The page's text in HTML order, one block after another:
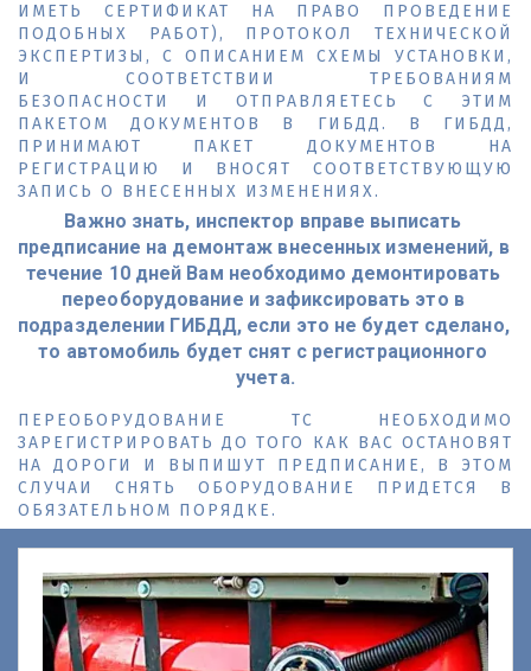
ИМЕТЬ СЕРТИФИКАТ НА ПРАВО ПРОВЕДЕНИЕ
ПОДОБНЫХ РАБОТ), ПРОТОКОЛ ТЕХНИЧЕСКОЙ
ЭКСПЕРТИЗЫ, С ОПИСАНИЕМ СХЕМЫ УСТАНОВКИ,
И СООТВЕТСТВИИ ТРЕБОВАНИЯМ
БЕЗОПАСНОСТИ И ОТПРАВЛЯЕТЕСЬ С ЭТИМ
ПАКЕТОМ ДОКУМЕНТОВ В ГИБДД. В ГИБДД,
ПРИНИМАЮТ ПАКЕТ ДОКУМЕНТОВ НА
РЕГИСТРАЦИЮ И ВНОСЯТ СООТВЕТСТВУЮЩУЮ
ЗАПИСЬ О ВНЕСЕННЫХ ИЗМЕНЕНИЯХ.
Важно знать, инспектор вправе выписать
предписание на демонтаж внесенных изменений, в
течение 10 дней Вам необходимо демонтировать
переоборудование и зафиксировать это в
подразделении ГИБДД, если это не будет сделано,
то автомобиль будет снят с регистрационного
учета.
ПЕРЕОБОРУДОВАНИЕ ТС НЕОБХОДИМО
ЗАРЕГИСТРИРОВАТЬ ДО ТОГО КАК ВАС ОСТАНОВЯТ
НА ДОРОГИ И ВЫПИШУТ ПРЕДПИСАНИЕ, В ЭТОМ
СЛУЧАИ СНЯТЬ ОБОРУДОВАНИЕ ПРИДЕТСЯ В
ОБЯЗАТЕЛЬНОМ ПОРЯДКЕ.